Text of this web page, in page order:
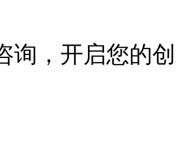
询，开启您的